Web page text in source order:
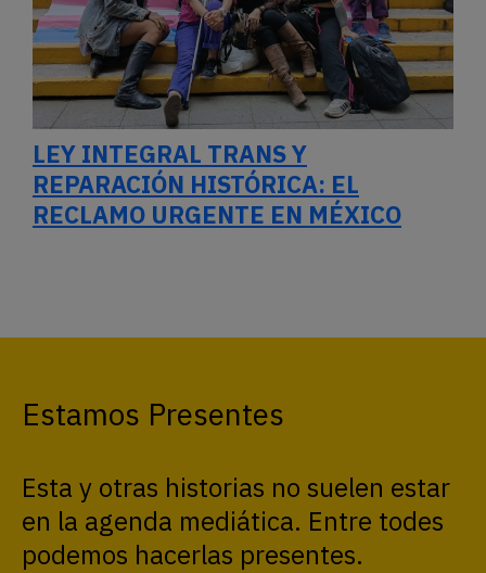
LEY INTEGRAL TRANS Y
REPARACIÓN HISTÓRICA: EL
RECLAMO URGENTE EN MÉXICO
Estamos Presentes
Esta y otras historias no suelen estar
en la agenda mediática. Entre todes
podemos hacerlas presentes.